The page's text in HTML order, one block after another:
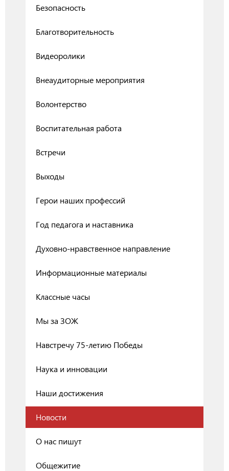
Безопасность
Благотворительность
Видеоролики
Внеаудиторные мероприятия
Волонтерство
Воспитательная работа
Встречи
Выходы
Герои наших профессий
Год педагога и наставника
Духовно-нравственное направление
Информационные материалы
Классные часы
Мы за ЗОЖ
Навстречу 75-летию Победы
Наука и инновации
Наши достижения
Новости
О нас пишут
Общежитие